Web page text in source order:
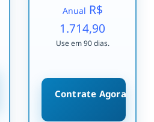
Anual R$
1.714,90
Use em 90 dias.
Contrate Agora